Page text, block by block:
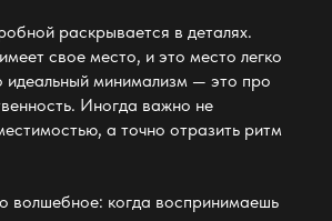
раскрывается в деталях.
свое место, и это место легко
идеальный минимализм — это про
Иногда важно не
а точно отразить ритм
волшебное: когда воспринимаешь